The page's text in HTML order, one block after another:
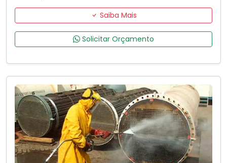
Saiba Mais
Solicitar Orçamento